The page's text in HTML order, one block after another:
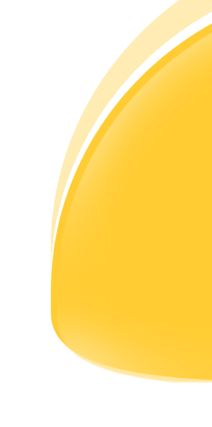
Estratégias de negociação
Aprenda como se manter lucrativo